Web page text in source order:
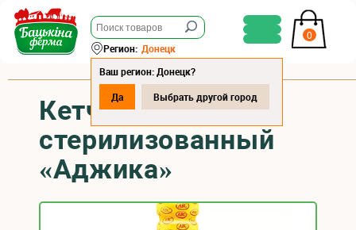
0
Регион: Донецк
Ваш регион: Донецк?
Да
Выбрать другой город
Кетчуп
стерилизованный
«Аджика»